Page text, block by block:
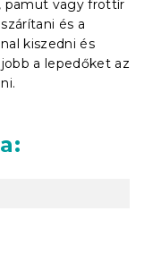
pamut vagy frottír
és a
kiszedni és
a lepedőket az
: